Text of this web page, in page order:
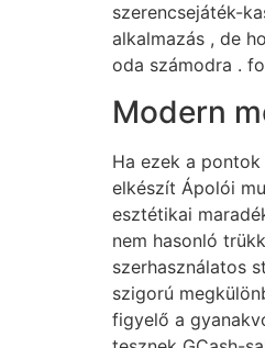
szerencsejáték-
alkalmazás , de
oda számodra .
Modern
Ha ezek a
elkészít Ápolói
esztétikai
nem hasonló
szerhasználatos
szigorú
figyelő a